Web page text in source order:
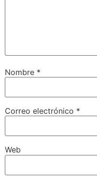
Nombre *
Correo electrónico *
Web